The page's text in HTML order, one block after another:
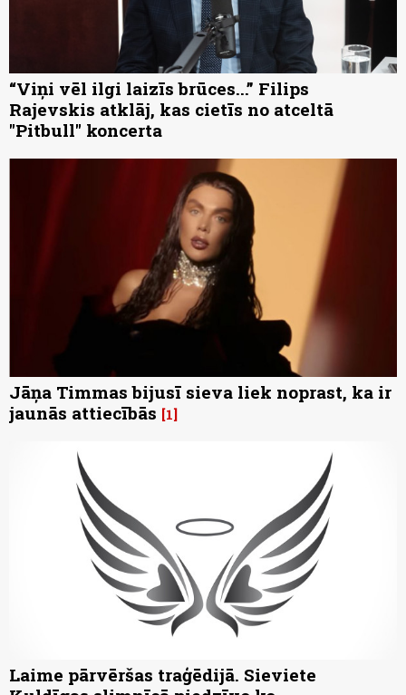
“Viņi vēl ilgi laizīs brūces...” Filips
Rajevskis atklāj, kas cietīs no atceltā
"Pitbull" koncerta
Jāņa Timmas bijusī sieva liek noprast, ka ir
jaunās attiecībās 1
Laime pārvēršas traģēdijā. Sieviete